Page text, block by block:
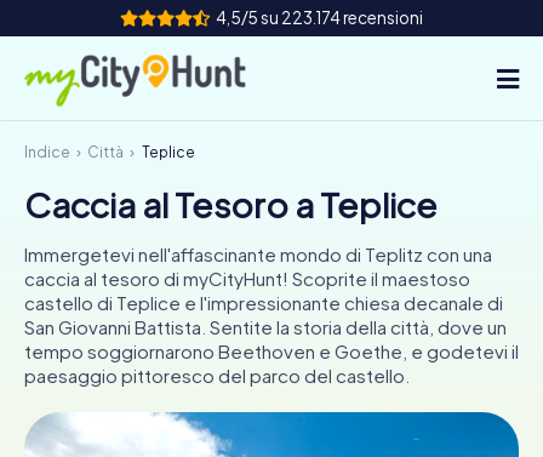
4,5/5 su 223.174 recensioni
Come funziona
Città
Tour
Team Building
Biglietti
INT AT
DE
Indice Città Teplice
Caccia al Tesoro a Teplice
Immergetevi nell'affascinante mondo di Teplitz con una
caccia al tesoro di myCityHunt! Scoprite il maestoso
castello di Teplice e l'impressionante chiesa decanale di
San Giovanni Battista. Sentite la storia della città, dove un
tempo soggiornarono Beethoven e Goethe, e godetevi il
paesaggio pittoresco del parco del castello.